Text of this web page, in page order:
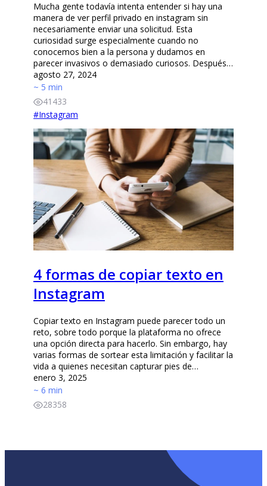
Mucha gente todavía intenta entender si hay una
manera de ver perfil privado en instagram sin
necesariamente enviar una solicitud. Esta
curiosidad surge especialmente cuando no
conocemos bien a la persona y dudamos en
parecer invasivos o demasiado curiosos. Después…
agosto 27, 2024
~ 5 min
41433
#Instagram
4 formas de copiar texto en
Instagram
Copiar texto en Instagram puede parecer todo un
reto, sobre todo porque la plataforma no ofrece
una opción directa para hacerlo. Sin embargo, hay
varias formas de sortear esta limitación y facilitar la
vida a quienes necesitan capturar pies de…
enero 3, 2025
~ 6 min
28358